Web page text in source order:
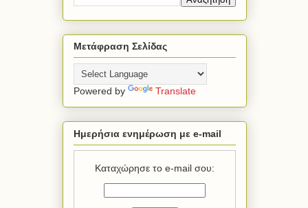
Μετάφραση Σελίδας
Powered by Translate
Ημερήσια ενημέρωση με e-mail
Καταχώρησε το e-mail σου: